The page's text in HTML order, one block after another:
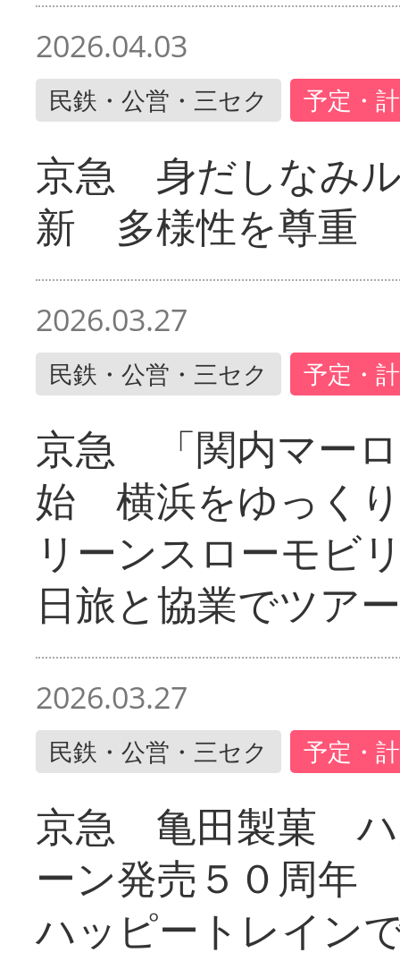
2026.04.03
民鉄・公営・三セク 予定・
京急 身だしなみ
新 多様性を尊重
2026.03.27
民鉄・公営・三セク 予定・
京急 「関内マー
始 横浜をゆっく
リーンスローモ
日旅と協業でツアー
2026.03.27
民鉄・公営・三セク 予定・
京急 亀田製菓 ハ
ーン発売５０周年
ハッピートレイン